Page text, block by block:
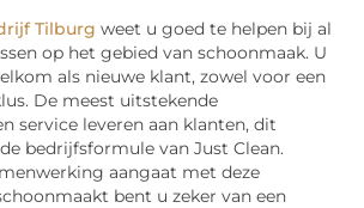
Tilburg weet u goed te helpen bij al
op het gebied van schoonmaak. U
als nieuwe klant, zowel voor een
De meest uitstekende
service leveren aan klanten, dit
bedrijfsformule van Just Clean.
aangaat met deze
bent u zeker van een